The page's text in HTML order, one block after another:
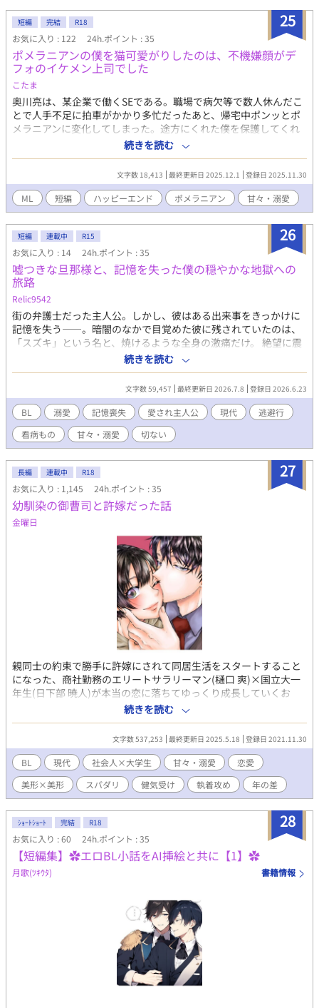
は深い。 〇雨ケ谷 颯太(あまがやそうた) あだ名:颯太 20
歳/170cm/65kg/3月14日 一人称:僕 香水: Jo Malone「English
Pear & Freesia」 ▽見た目 可愛い系の顔、インナー金髪ショー
ト、一人暮らし 花屋さんでバイト、バイトを掛け持ち、細身であ
る程度付いた筋肉 ▽癖 Switch、ワンコ、甘々プレイが好き
Subに切り替わった瞬間従順で何でも受け入れる。 ▽血液型 O
型（天性の人懐っこさと包容力） ▽香り×性格 フルーティーで
優しく、どこか家庭的。 Switchのギャップも、素直でピュアだ
から刺さる。癒し系O型感。
25
短編 完結 R18
お気に入り : 122 24h.ポイント : 35
ポメラニアンの僕を猫可愛がりしたのは、不機嫌顔がデ
フォのイケメン上司でした
こたま
奥川亮は、某企業で働くSEである。職場で病欠等で数人休んだこ
とで人手不足に拍車がかかり多忙だったあと、帰宅中ポンッとポ
メラニアンに変化してしまった。途方にくれた僕を保護してくれ
たのはいつも眉間に皺を寄せて不機嫌な顔のイケメン上司、丹羽
和樹だった。
続きを読む
文字数 18,413 最終更新日 2025.12.1 登録日 2025.11.30
ML 短編 ハッピーエンド ポメラニアン 甘々・溺愛
26
短編 連載中 R15
お気に入り : 14 24h.ポイント : 35
嘘つきな旦那様と、記憶を失った僕の穏やかな地獄への
旅路
Relic9542
街の弁護士だった主人公。しかし、彼はある出来事をきっかけに
記憶を失う――。暗闇のなかで目覚めた彼に残されていたのは、
「スズキ」という名と、焼けるような全身の激痛だけ。 絶望に震
えるスズキを抱きしめ、献身的に尽くす謎の男・カンダ。 「大丈
夫だ。お前は事故に遭ったんだ。……俺は、お前の夫だよ」 その
言葉を信じ、カンダを唯一の光として縋るスズキ。 やがて彼の献
身的な優しさに溺れ、彼なしでは息もできないほど深く深く依存
していく。 「世界中を回ろう。二人きりで」 カンダに誘われ、逃
げるように世界を旅する二人。嘘で塗り固められた幸福な日々の
終着点に、どんな絶望が待っているかも知らずに。
続きを読む
文字数 59,457 最終更新日 2026.7.8 登録日 2026.6.23
BL 溺愛 記憶喪失 愛され主人公 現代
逃避行
看病もの
甘々・溺愛 切ない
27
長編 連載中 R18
お気に入り : 1,145 24h.ポイント : 35
幼馴染の御曹司と許嫁だった話
金曜日
親同士の約束で勝手に許嫁にされて同居生活をスタートすること
になった、商社勤務のエリートサラリーマン(樋口 爽)×国立大一
年生(日下部 暁人)が本当の恋に落ちてゆっくり成長していくお
話。糖度高めの甘々溺愛執着攻めによって、天然で無垢な美少年
受けが徐々に恋と性に目覚めさせられていきます。ハッピーエン
ド至上主義。 スピンオフも掲載しています。 一見チャラ男だけど
一途で苦労人なサラリーマン(和倉 恭介)×毒舌美人のデザイナー
志望大学生(結城 要)のお話。恋愛を諦めた2人が、お互いの過去を
知り傷を埋め合っていきます。 ※こちらの作品はpixivとムーンラ
イトノベルズにも投稿しています。
続きを読む
文字数 537,253 最終更新日 2025.5.18 登録日 2021.11.30
BL 現代 社会人×大学生 甘々・溺愛
恋愛
美形×美形
スパダリ 健気受け 執着攻め 年の差
28
ｼｮｰﾄｼｮｰﾄ 完結 R18
お気に入り : 60 24h.ポイント : 35
【短編集】✿エロBL小話をAI挿絵と共に【1】✿
月歌(ﾂｷｳﾀ) 書籍情報